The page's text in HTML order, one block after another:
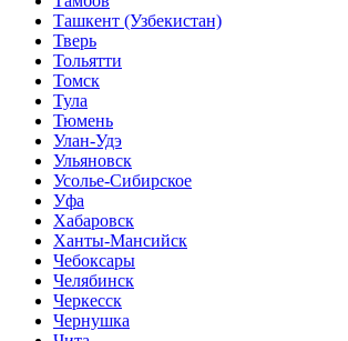
Ташкент (Узбекистан)
Тверь
Тольятти
Томск
Тула
Тюмень
Улан-Удэ
Ульяновск
Усолье-Сибирское
Уфа
Хабаровск
Ханты-Мансийск
Чебоксары
Челябинск
Черкесск
Чернушка